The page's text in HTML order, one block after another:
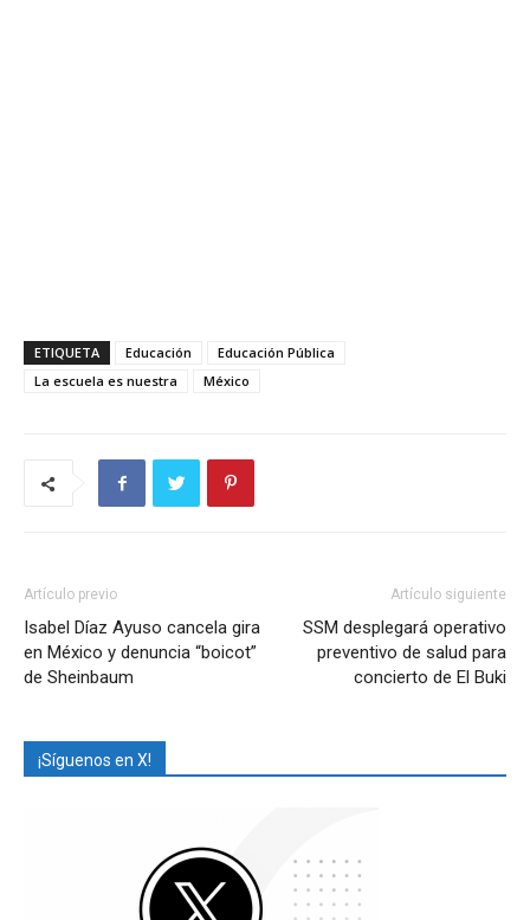
ETIQUETA Educación
Educación Pública
La escuela es nuestra
México
Artículo previo
Isabel Díaz Ayuso cancela gira
en México y denuncia “boicot”
de Sheinbaum
Artículo siguiente
SSM desplegará operativo
preventivo de salud para
concierto de El Buki
¡Síguenos en X!